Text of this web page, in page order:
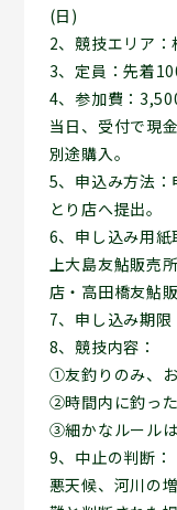
(日)
2、競技エリア
3、定員：先着
4、参加費：
当日、受付で現
別途購入。
5、申込み方法
とり店へ提出。
6、申し込み用紙
上大島友鮎販売
店・高田橋友鮎
7、申し込み期
8、競技内容：
①友釣りのみ、お
➁時間内に釣った
③細かなルールは
9、中止の判断：
悪天候、河川の